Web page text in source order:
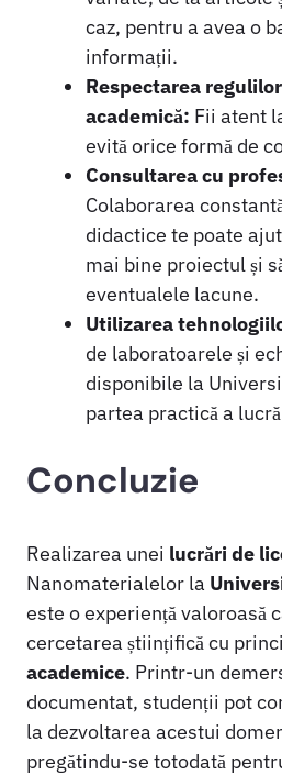
caz, pentru a avea o
informații.
Respectarea
academică: Fii atent
evită orice formă de
Consultarea cu
Colaborarea
didactice te poate
mai bine proiectul și
eventualele lacune.
Utilizarea
de laboratoarele și
disponibile la
partea practică a
Concluzie
Realizarea unei lucrări de
Nanomaterialelor la
este o experiență valoroasă
cercetarea științifică cu
academice. Printr-un
documentat, studenții pot
la dezvoltarea acestui
pregătindu-se totodată